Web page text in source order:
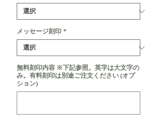
メッセージ刻印 *
無料刻印内容 ※下記参照。英字は大文字の
み。有料刻印は別途ご注文ください (オプ
ション)